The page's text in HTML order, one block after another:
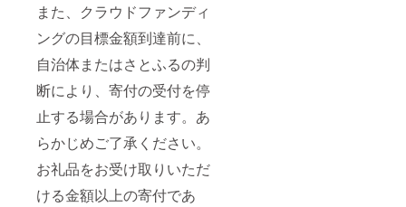
また、クラウドファンディ
ングの目標金額到達前に、
自治体またはさとふるの判
断により、寄付の受付を停
止する場合があります。あ
らかじめご了承ください。
お礼品をお受け取りいただ
ける金額以上の寄付であ